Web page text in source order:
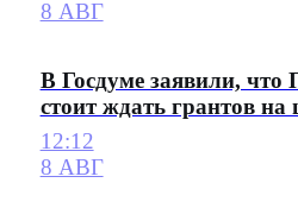
8 АВГ
В Госдуме заявили,
стоит ждать грантов на
12:12
8 АВГ